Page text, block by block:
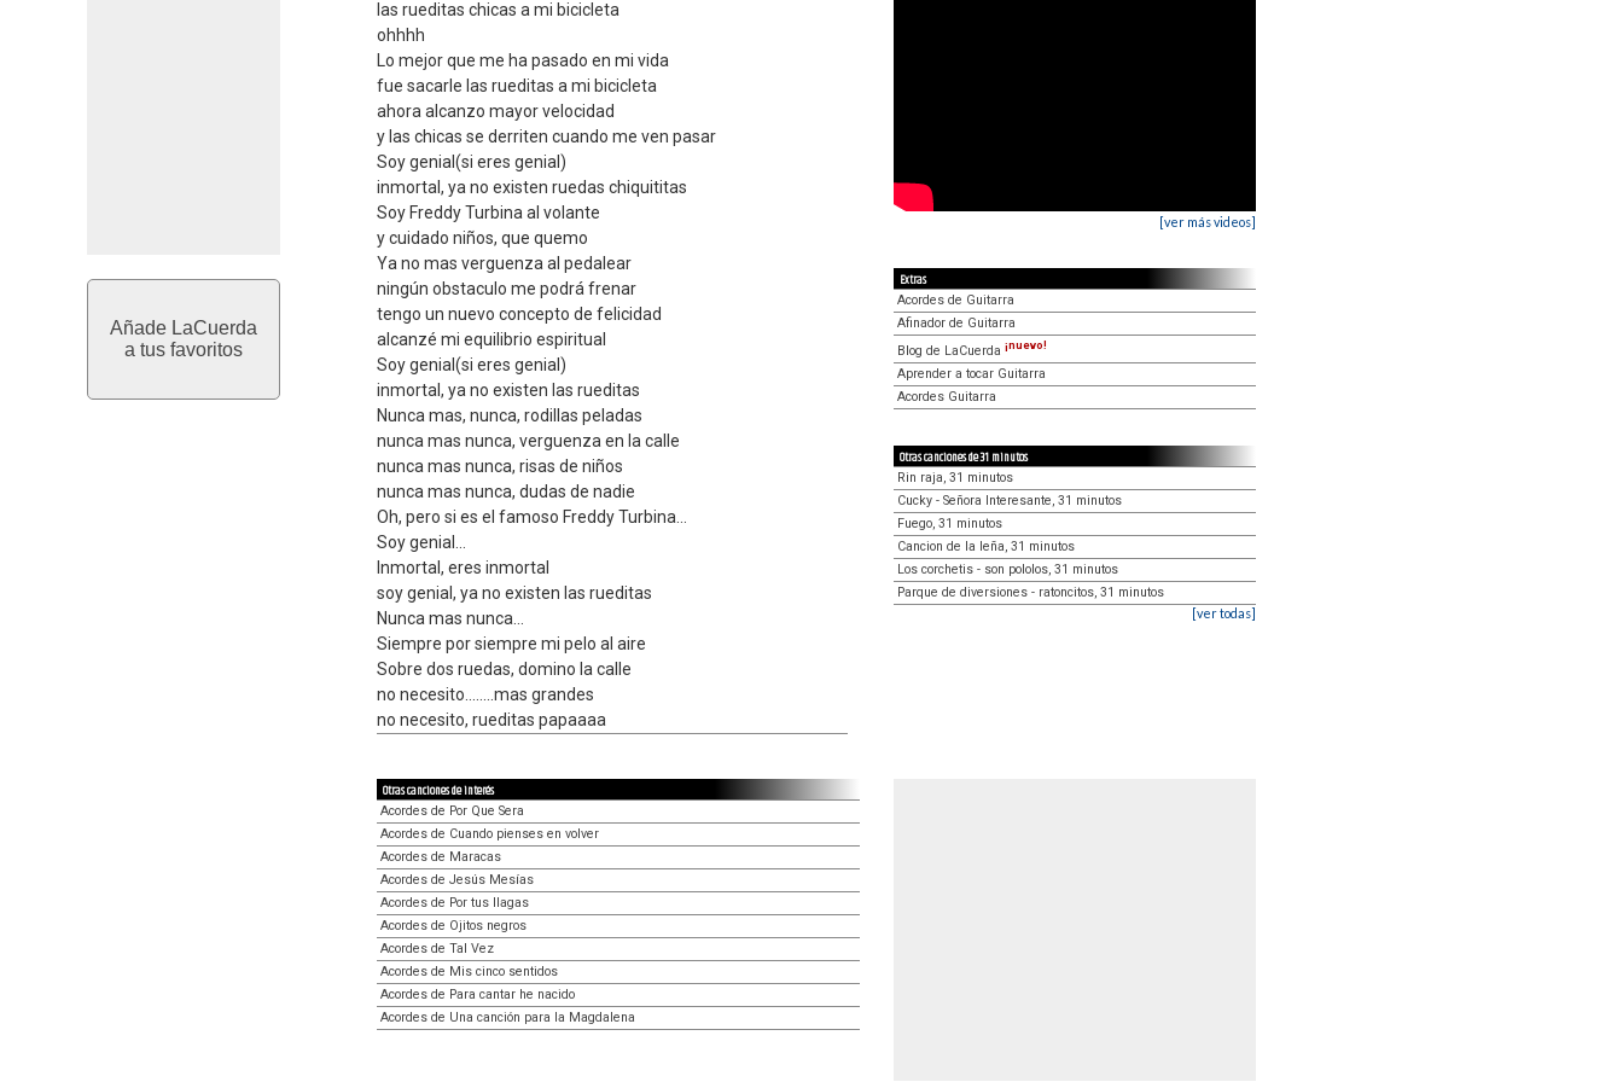
Añade LaCuerda
a tus favoritos
E|------------------------------------------
G|--------------------------------------
las rueditas chicas a mi bicicleta
ohhhh
Lo mejor que me ha pasado en mi vida
fue sacarle las rueditas a mi bicicleta
ahora alcanzo mayor velocidad
y las chicas se derriten cuando me ven pasar
Soy genial(si eres genial)
inmortal, ya no existen ruedas chiquititas
Soy Freddy Turbina al volante
y cuidado niños, que quemo
Ya no mas verguenza al pedalear
ningún obstaculo me podrá frenar
tengo un nuevo concepto de felicidad
alcanzé mi equilibrio espiritual
Soy genial(si eres genial)
inmortal, ya no existen las rueditas
Nunca mas, nunca, rodillas peladas
nunca mas nunca, verguenza en la calle
nunca mas nunca, risas de niños
nunca mas nunca, dudas de nadie
Oh, pero si es el famoso Freddy Turbina...
Soy genial...
Inmortal, eres inmortal
soy genial, ya no existen las rueditas
Nunca mas nunca...
Siempre por siempre mi pelo al aire
Sobre dos ruedas, domino la calle
no necesito........mas grandes
no necesito, rueditas papaaaa
[ver más videos]
Extras
Acordes de Guitarra
Afinador de Guitarra
Blog de LaCuerda ¡nuevo!
Aprender a tocar Guitarra
Acordes Guitarra
Otras canciones de 31 minutos
Rin raja, 31 minutos
Cucky - Señora Interesante, 31 minutos
Fuego, 31 minutos
Cancion de la leña, 31 minutos
Los corchetis - son pololos, 31 minutos
Parque de diversiones - ratoncitos, 31 minutos
[ver todas]
Otras canciones de interés
Acordes de Por Que Sera
Acordes de Cuando pienses en volver
Acordes de Maracas
Acordes de Jesús Mesías
Acordes de Por tus llagas
Acordes de Ojitos negros
Acordes de Tal Vez
Acordes de Mis cinco sentidos
Acordes de Para cantar he nacido
Acordes de Una canción para la Magdalena